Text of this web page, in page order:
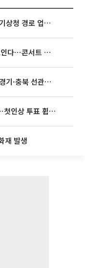
태풍 '돌핀' 오키나와 접근…일본기상청 경로 업데이트
빅뱅, 20주년 기념 '새 뱅봉' 선보인다⋯콘서트 앞두고 팝업 개최
위 등 추가 압수수색
‘나솔사계’ 국화, 결별 후 재등장⋯첫인상 투표 휩쓸고 ‘인기녀’ 등극
재 발생